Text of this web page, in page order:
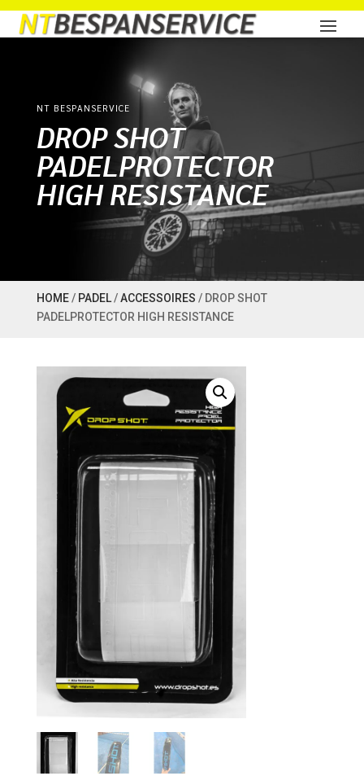
NT BESPANSERVICE
DROP SHOT
PADELPROTECTOR
HIGH RESISTANCE
HOME/ PADEL/ACCESSOIRES / DROP SHOT
PADELPROTECTOR HIGH RESISTANCE